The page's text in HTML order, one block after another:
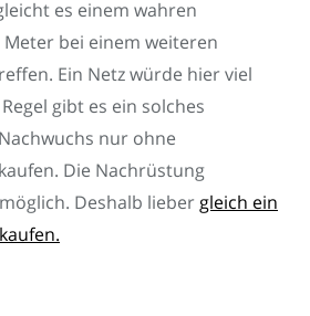
es einem wahren
Meter bei einem weiteren
Ein Netz würde hier viel
gibt es ein solches
nur ohne
Die Nachrüstung
Deshalb lieber gleich ein